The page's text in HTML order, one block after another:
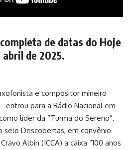
de datas do Hoje
abril de 2025.
e compositor mineiro
entrou para a Rádio Nacional em
líder da “Turma do Sereno”.
selo Descobertas, em convênio
Albin (ICCA) a caixa “100 anos